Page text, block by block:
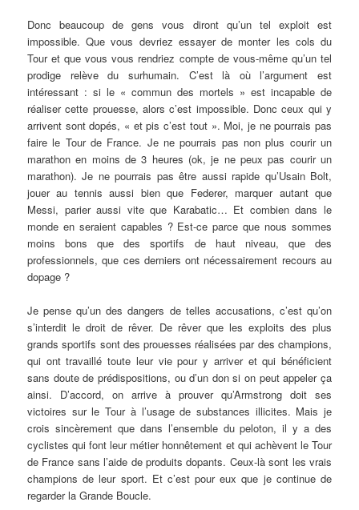
Donc beaucoup de gens vous diront qu’un tel exploit est
impossible. Que vous devriez essayer de monter les cols du
Tour et que vous vous rendriez compte de vous-même qu’un tel
prodige relève du surhumain. C’est là où l’argument est
intéressant : si le « commun des mortels » est incapable de
réaliser cette prouesse, alors c’est impossible. Donc ceux qui y
arrivent sont dopés, « et pis c’est tout ». Moi, je ne pourrais pas
faire le Tour de France. Je ne pourrais pas non plus courir un
marathon en moins de 3 heures (ok, je ne peux pas courir un
marathon). Je ne pourrais pas être aussi rapide qu’Usain Bolt,
jouer au tennis aussi bien que Federer, marquer autant que
Messi, parier aussi vite que Karabatic… Et combien dans le
monde en seraient capables ? Est-ce parce que nous sommes
moins bons que des sportifs de haut niveau, que des
professionnels, que ces derniers ont nécessairement recours au
dopage ?
Je pense qu’un des dangers de telles accusations, c’est qu’on
s’interdit le droit de rêver. De rêver que les exploits des plus
grands sportifs sont des prouesses réalisées par des champions,
qui ont travaillé toute leur vie pour y arriver et qui bénéficient
sans doute de prédispositions, ou d’un don si on peut appeler ça
ainsi. D’accord, on arrive à prouver qu’Armstrong doit ses
victoires sur le Tour à l’usage de substances illicites. Mais je
crois sincèrement que dans l’ensemble du peloton, il y a des
cyclistes qui font leur métier honnêtement et qui achèvent le Tour
de France sans l’aide de produits dopants. Ceux-là sont les vrais
champions de leur sport. Et c’est pour eux que je continue de
regarder la Grande Boucle.